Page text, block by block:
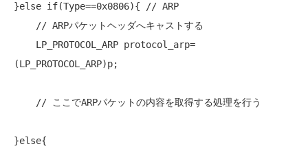
}else if(Type==0x0806){ // ARP
// ARPパケットヘッダへキャストする
(LP_PROTOCOL_ARP)p;
// ここでARPパケットの内容を取得する処理を行う
}else{